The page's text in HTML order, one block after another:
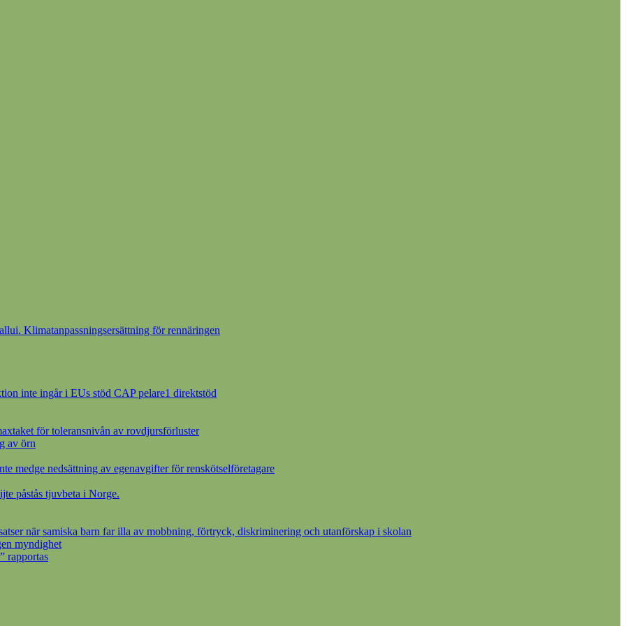
Klimatanpassningsersättning för rennäringen
inte ingår i EUs stöd CAP pelare1 direktstöd
för toleransnivån av rovdjursförluster
av örn
medge nedsättning av egenavgifter för renskötselföretagare
påstås tjuvbeta i Norge.
när samiska barn far illa av mobbning, förtryck, diskriminering och utanförskap i skolan
myndighet
rapportas